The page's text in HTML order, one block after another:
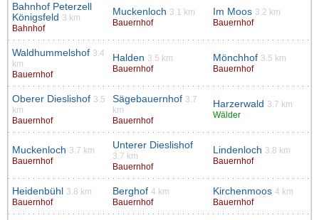
Bahnhof Peterzell
Königsfeld 3 km
Bahnhof
Muckenloch 3.1 km
Bauernhof
Im Moos 3.2 km
Bauernhof
Waldhummelshof 3.4
km
Bauernhof
Halden 3.5 km
Bauernhof
Mönchhof 3.5 km
Bauernhof
Oberer Dieslishof 3.5
km
Bauernhof
Sägebauernhof 3.7
km
Bauernhof
Harzerwald 3.7 km
Wälder
Muckenloch 3.7 km
Bauernhof
Unterer Dieslishof
3.7 km
Bauernhof
Lindenloch 3.8 km
Bauernhof
Heidenbühl 3.8 km
Bauernhof
Berghof 4 km
Bauernhof
Kirchenmoos 4 km
Bauernhof